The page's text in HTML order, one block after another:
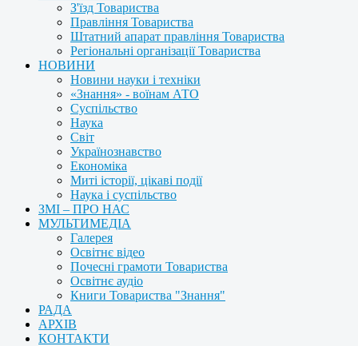
З'їзд Товариства
Правління Товариства
Штатний апарат правління Товариства
Регіональні організації Товариства
НОВИНИ
Новини науки і техніки
«Знання» - воїнам АТО
Суспільство
Наука
Світ
Українознавство
Економіка
Миті історії, цікаві події
Наука і суспільство
ЗМІ – ПРО НАС
МУЛЬТИМЕДІА
Галерея
Освітнє відео
Почесні грамоти Товариства
Освітнє аудіо
Книги Товариства "Знання"
РАДА
АРХІВ
КОНТАКТИ